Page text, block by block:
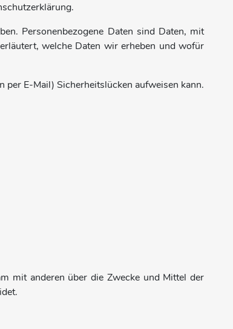
Personenbezogene Daten sind Daten, mit
welche Daten wir erheben und wofür
E-Mail) Sicherheitslücken aufweisen kann.
mit anderen über die Zwecke und Mittel der